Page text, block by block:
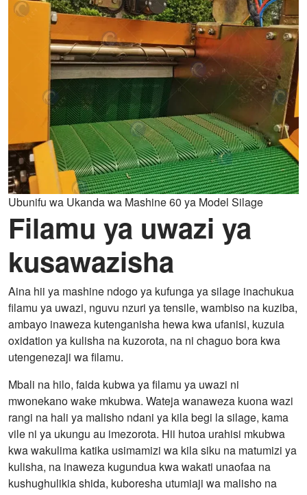
Ubunifu wa Ukanda wa Mashine 60 ya Model Silage
Filamu ya uwazi ya
kusawazisha
Aina hii ya mashine ndogo ya kufunga ya silage inachukua
filamu ya uwazi, nguvu nzuri ya tensile, wambiso na kuziba,
ambayo inaweza kutenganisha hewa kwa ufanisi, kuzuia
oxidation ya kulisha na kuzorota, na ni chaguo bora kwa
utengenezaji wa filamu.
Mbali na hilo, faida kubwa ya filamu ya uwazi ni
mwonekano wake mkubwa. Wateja wanaweza kuona wazi
rangi na hali ya malisho ndani ya kila begi la silage, kama
vile ni ya ukungu au imezorota. Hii hutoa urahisi mkubwa
kwa wakulima katika usimamizi wa kila siku na matumizi ya
kulisha, na inaweza kugundua kwa wakati unaofaa na
kushughulikia shida, kuboresha utumiaji wa malisho na